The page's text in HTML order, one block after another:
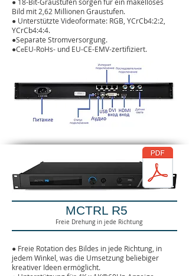
Bild mit 2,62 Millionen Graustufen.
● Unterstützte Videoformate: RGB, YCrCb4:2:2,
YCrCb4:4:4.
●Separate Stromversorgung.
●CeEU-RoHs- und EU-CE-EMV-zertifiziert.
MCTRL R5
Freie Drehung in jede Richtung
● Freie Rotation des Bildes in jede Richtung, in
jedem Winkel, was die Umsetzung beliebiger
kreativer Ideen ermöglicht.